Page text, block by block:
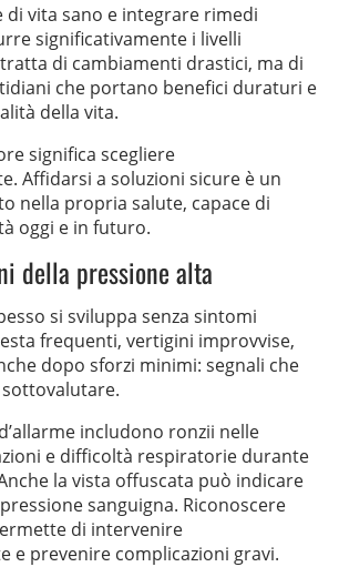
di vita sano e integrare rimedi
significativamente i livelli
di cambiamenti drastici, ma di
che portano benefici duraturi e
della vita.
significa scegliere
Affidarsi a soluzioni sicure è un
nella propria salute, capace di
oggi e in futuro.
della pressione alta
si sviluppa senza sintomi
frequenti, vertigini improvvise,
dopo sforzi minimi: segnali che
includono ronzii nelle
e difficoltà respiratorie durante
la vista offuscata può indicare
sanguigna. Riconoscere
di intervenire
e prevenire complicazioni gravi.